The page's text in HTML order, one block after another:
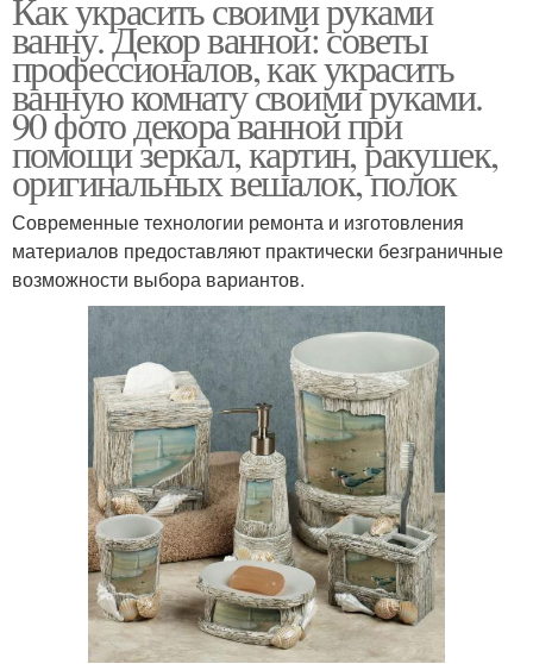
ванну. Декор ванной: советы
профессионалов, как украсить
ванную комнату своими руками.
90 фото декора ванной при
помощи зеркал, картин, ракушек,
оригинальных вешалок, полок
Современные технологии ремонта и изготовления
материалов предоставляют практически безграничные
возможности выбора вариантов.